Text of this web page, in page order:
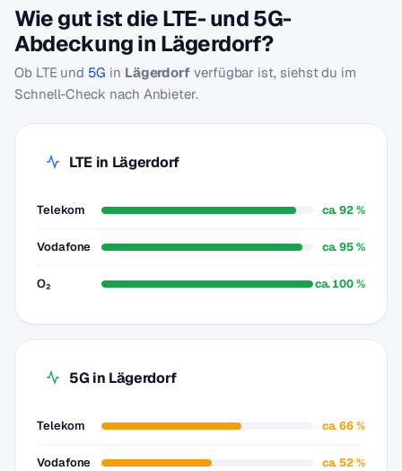
Wie gut ist die LTE- und 5G-
Abdeckung in Lägerdorf?
Ob LTE und 5G in Lägerdorf verfügbar ist, siehst du im
Schnell-Check nach Anbieter.
LTE in Lägerdorf
Telekom ca. 92 %
Vodafone ca. 95 %
O₂ ca. 100 %
5G in Lägerdorf
Telekom ca. 66 %
Vodafone ca. 52 %